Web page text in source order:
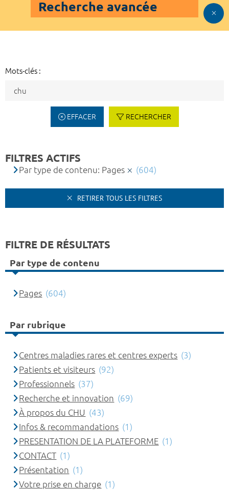
Recherche avancée
Mots-clés :
EFFACER RECHERCHER
FILTRES ACTIFS
Par type de contenu: Pages (604)
RETIRER TOUS LES FILTRES
FILTRE DE RÉSULTATS
Par type de contenu
Pages (604)
Par rubrique
Centres maladies rares et centres experts (3)
Patients et visiteurs (92)
Professionnels (37)
Recherche et innovation (69)
À propos du CHU (43)
Infos & recommandations (1)
PRESENTATION DE LA PLATEFORME (1)
CONTACT (1)
Présentation (1)
Votre prise en charge (1)